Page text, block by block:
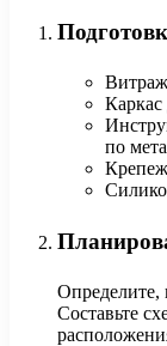
по
Определите,
Составьте